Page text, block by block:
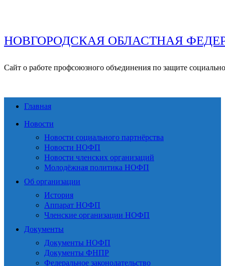
НОВГОРОДСКАЯ ОБЛАСТНАЯ
Сайт о работе профсоюзного объединения по защите
Главная
Новости
Новости социального партнёрства
Новости НОФП
Новости членских организаций
Молодёжная политика НОФП
Об организации
История
Аппарат НОФП
Членские организации НОФП
Документы
Документы НОФП
Документы ФНПР
Федеральное законодательство